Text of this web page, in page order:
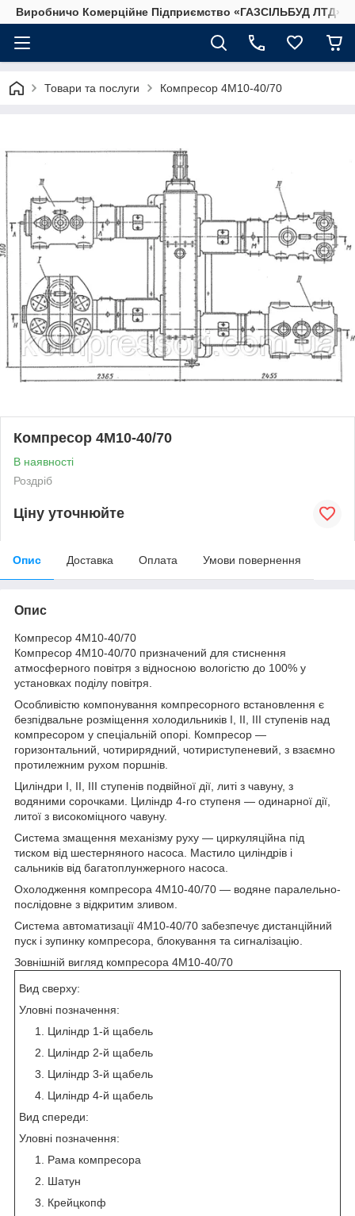
Виробничо Комерційне Підприємство «ГАЗСIЛЬБУД ЛТД»
Товари та послуги Компресор 4М10-40/70
Компресор 4М10-40/70
В наявності
Роздріб
Ціну уточнюйте
Опис Доставка Оплата Умови повернення
Опис
Компресор 4М10-40/70
Компресор 4М10-40/70 призначений для стиснення
атмосферного повітря з відносною вологістю до 100% у
установках поділу повітря.
Особливістю компонування компресорного встановлення є
безпідвальне розміщення холодильників I, II, III ступенів над
компресором у спеціальній опорі. Компресор —
горизонтальний, чотирирядний, чотириступеневий, з взаємно
протилежним рухом поршнів.
Циліндри I, II, III ступенів подвійної дії, литі з чавуну, з
водяними сорочками. Циліндр 4-го ступеня — одинарної дії,
литої з високоміцного чавуну.
Система змащення механізму руху — циркуляційна під
тиском від шестерняного насоса. Мастило циліндрів і
сальників від багатоплунжерного насоса.
Охолодження компресора 4М10-40/70 — водяне паралельно-
послідовне з відкритим зливом.
Система автоматизації 4М10-40/70 забезпечує дистанційний
пуск і зупинку компресора, блокування та сигналізацію.
Зовнішній вигляд компресора 4М10-40/70
Вид сверху:
Уловні позначення:
Циліндр 1-й щабель
Циліндр 2-й щабель
Циліндр 3-й щабель
Циліндр 4-й щабель
Вид спереди:
Уловні позначення:
Рама компресора
Шатун
Крейцкопф